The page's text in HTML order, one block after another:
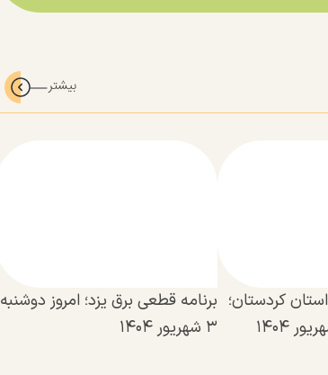
کردستان؛ برنامه قطعی برق یزد؛ امروز دوشنبه
۳ شهریور ۱۴۰۴